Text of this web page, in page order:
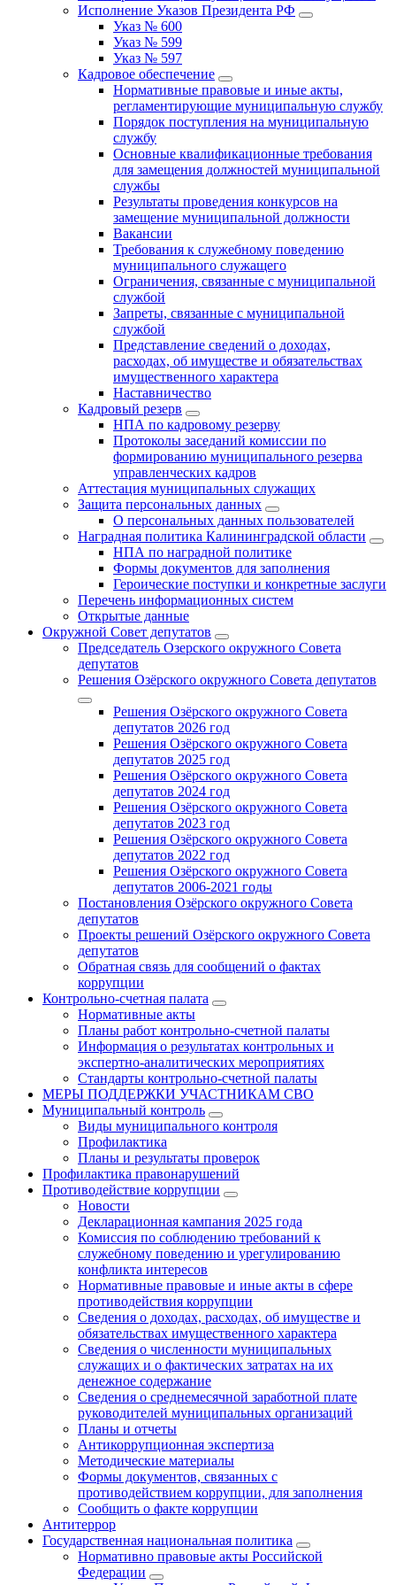
Исполнение Указов Президента РФ
Указ № 600
Указ № 599
Указ № 597
Кадровое обеспечение
Нормативные правовые и иные акты,
регламентирующие муниципальную службу
Порядок поступления на муниципальную
службу
Основные квалификационные требования
для замещения должностей муниципальной
службы
Результаты проведения конкурсов на
замещение муниципальной должности
Вакансии
Требования к служебному поведению
муниципального служащего
Ограничения, связанные с муниципальной
службой
Запреты, связанные с муниципальной
службой
Представление сведений о доходах,
расходах, об имуществе и обязательствах
имущественного характера
Наставничество
Кадровый резерв
НПА по кадровому резерву
Протоколы заседаний комиссии по
формированию муниципального резерва
управленческих кадров
Аттестация муниципальных служащих
Защита персональных данных
О персональных данных пользователей
Наградная политика Калининградской области
НПА по наградной политике
Формы документов для заполнения
Героические поступки и конкретные заслуги
Перечень информационных систем
Открытые данные
Окружной Совет депутатов
Председатель Озерского окружного Совета
депутатов
Решения Озёрского окружного Совета депутатов
Решения Озёрского окружного Совета
депутатов 2026 год
Решения Озёрского окружного Совета
депутатов 2025 год
Решения Озёрского окружного Совета
депутатов 2024 год
Решения Озёрского окружного Совета
депутатов 2023 год
Решения Озёрского окружного Совета
депутатов 2022 год
Решения Озёрского окружного Совета
депутатов 2006-2021 годы
Постановления Озёрского окружного Совета
депутатов
Проекты решений Озёрского окружного Совета
депутатов
Обратная связь для сообщений о фактах
коррупции
Контрольно-счетная палата
Нормативные акты
Планы работ контрольно-счетной палаты
Информация о результатах контрольных и
экспертно-аналитических мероприятиях
Стандарты контрольно-счетной палаты
МЕРЫ ПОДДЕРЖКИ УЧАСТНИКАМ СВО
Муниципальный контроль
Виды муниципального контроля
Профилактика
Планы и результаты проверок
Профилактика правонарушений
Противодействие коррупции
Новости
Декларационная кампания 2025 года
Комиссия по соблюдению требований к
служебному поведению и урегулированию
конфликта интересов
Нормативные правовые и иные акты в сфере
противодействия коррупции
Сведения о доходах, расходах, об имуществе и
обязательствах имущественного характера
Сведения о численности муниципальных
служащих и о фактических затратах на их
денежное содержание
Сведения о среднемесячной заработной плате
руководителей муниципальных организаций
Планы и отчеты
Антикоррупционная экспертиза
Методические материалы
Формы документов, связанных с
противодействием коррупции, для заполнения
Сообщить о факте коррупции
Антитеррор
Государственная национальная политика
Нормативно правовые акты Российской
Федерации